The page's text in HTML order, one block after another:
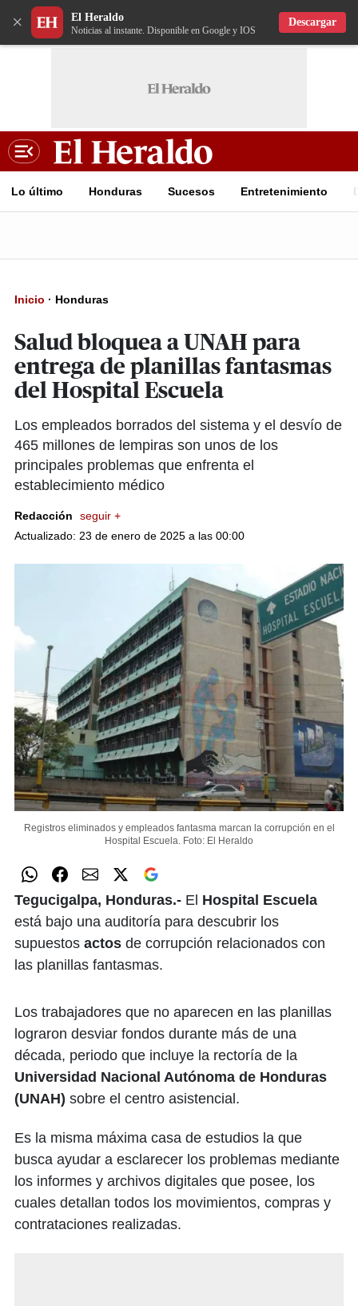
× El Heraldo
Noticias al instante. Disponible en Google y IOS
Descargar
Lo último Honduras Sucesos Entretenimiento
Inicio · Honduras
Salud bloquea a UNAH para
entrega de planillas fantasmas
del Hospital Escuela
Los empleados borrados del sistema y el desvío de
465 millones de lempiras son unos de los
principales problemas que enfrenta el
establecimiento médico
Redacción
seguir +
Actualizado: 23 de enero de 2025 a las 00:00
Registros eliminados y empleados fantasma marcan la corrupción en el
Hospital Escuela. Foto: El Heraldo
Tegucigalpa, Honduras.- El Hospital Escuela
está bajo una auditoría para descubrir los
supuestos actos de corrupción relacionados con
las planillas fantasmas.
Los trabajadores que no aparecen en las planillas
lograron desviar fondos durante más de una
década, periodo que incluye la rectoría de la
Universidad Nacional Autónoma de Honduras
(UNAH) sobre el centro asistencial.
Es la misma máxima casa de estudios la que
busca ayudar a esclarecer los problemas mediante
los informes y archivos digitales que posee, los
cuales detallan todos los movimientos, compras y
contrataciones realizadas.